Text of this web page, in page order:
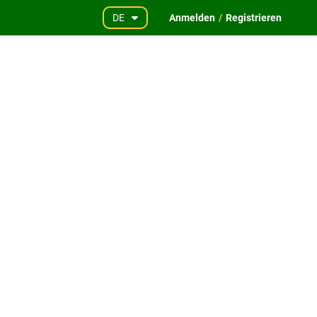
DE Anmelden / Registrieren